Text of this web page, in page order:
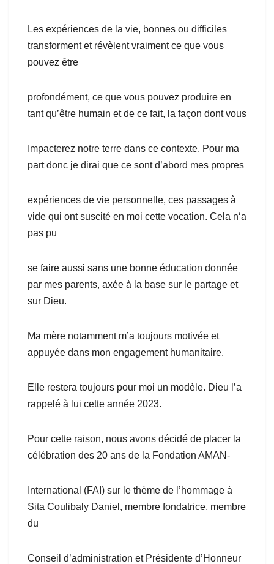
Les expériences de la vie, bonnes ou difficiles
transforment et révèlent vraiment ce que vous
pouvez être
profondément, ce que vous pouvez produire en
tant qu’être humain et de ce fait, la façon dont vous
Impacterez notre terre dans ce contexte. Pour ma
part donc je dirai que ce sont d’abord mes propres
expériences de vie personnelle, ces passages à
vide qui ont suscité en moi cette vocation. Cela n‘a
pas pu
se faire aussi sans une bonne éducation donnée
par mes parents, axée à la base sur le partage et
sur Dieu.
Ma mère notamment m’a toujours motivée et
appuyée dans mon engagement humanitaire.
Elle restera toujours pour moi un modèle. Dieu l’a
rappelé à lui cette année 2023.
Pour cette raison, nous avons décidé de placer la
célébration des 20 ans de la Fondation AMAN-
International (FAI) sur le thème de l’hommage à
Sita Coulibaly Daniel, membre fondatrice, membre
du
Conseil d’administration et Présidente d’Honneur